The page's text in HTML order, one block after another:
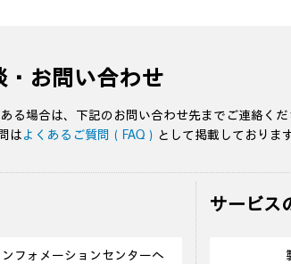
・お問い合わせ
る場合は、下記のお問い合わせ先までご連絡くだ
はよくあるご質問（FAQ） として掲載しております
フォメーションセンターへ
サービス